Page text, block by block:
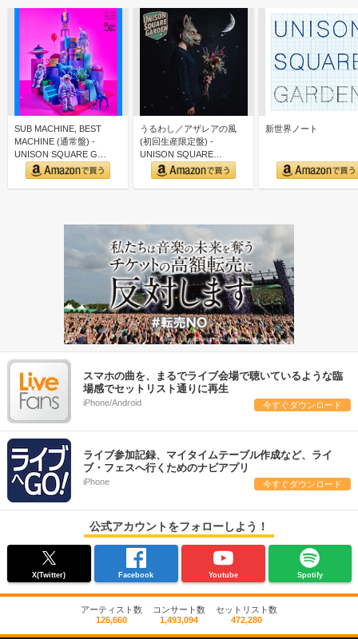
SUB MACHINE, BEST
MACHINE (通常盤) -
UNISON SQUARE G…
うるわし／アザレアの風
(初回生産限定盤) -
UNISON SQUARE
GARDEN (特典な…
新世界ノート
スマホの曲を、まるでライブ会場で聴いているような臨
場感でセットリスト通りに再生
iPhone/Android 今すぐダウンロード
ライブ参加記録、マイタイムテーブル作成など、ライ
ブ・フェスへ行くためのナビアプリ
iPhone 今すぐダウンロード
公式アカウントをフォローしよう！
X(Twitter) Facebook Youtube Spotify
アーティスト数
126,660
コンサート数
1,493,094
セットリスト数
472,280